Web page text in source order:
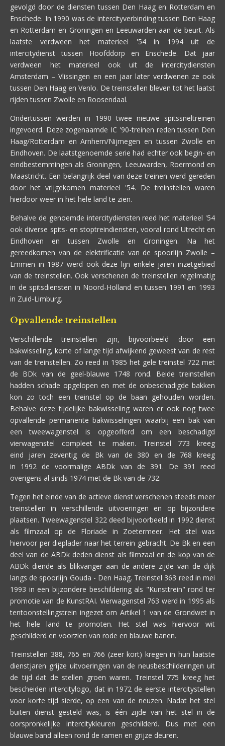
gevolgd door de diensten tussen Den Haag en Rotterdam en
Enschede. In 1990 was de intercityverbinding tussen Den Haag
en Rotterdam en Groningen en Leeuwarden aan de beurt. Als
laatste verdween het materieel '54 in 1994 uit de
intercitydienst tussen Hoofddorp en Enschede. Dat jaar
verdween het materieel ook uit de intercitydiensten
Amsterdam – Vlissingen en een jaar later verdwenen ze ook
tussen Den Haag en Venlo. De treinstellen bleven tot het laatst
rijden tussen Zwolle en Roosendaal.
Ondertussen werden in 1990 twee nieuwe spitssneltreinen
ingevoerd. Deze zogenaamde IC '90-treinen reden tussen Den
Haag/Rotterdam en Arnhem/Nijmegen en tussen Zwolle en
Eindhoven. De laatstgenoemde serie had echter ook begin- en
eindbestemmingen als Groningen, Leeuwarden, Roermond en
Maastricht. Een belangrijk deel van deze treinen werd gereden
door het vrijgekomen materieel '54. De treinstellen waren
hierdoor weer in het hele land te zien.
Behalve de genoemde intercitydiensten reed het materieel '54
ook diverse spits- en stoptreindiensten, vooral rond Utrecht en
Eindhoven en tussen Zwolle en Groningen. Na het
gereedkomen van de elektrificatie van de spoorlijn Zwolle –
Emmen in 1987 werd ook deze lijn enkele jaren inzetgebied
van de treinstellen. Ook verschenen de treinstellen regelmatig
in de spitsdiensten in Noord-Holland en tussen 1991 en 1993
in Zuid-Limburg.
Opvallende treinstellen
Verschillende treinstellen zijn, bijvoorbeeld door een
bakwisseling, korte of lange tijd afwijkend geweest van de rest
van de treinstellen. Zo reed in 1985 het gele treinstel 722 met
de BDk van de geel-blauwe 1748 rond. Beide treinstellen
hadden schade opgelopen en met de onbeschadigde bakken
kon zo toch een treinstel op de baan gehouden worden.
Behalve deze tijdelijke bakwisseling waren er ook nog twee
opvallende permanente bakwisselingen waarbij een bak van
een tweewagenstel is opgeofferd om een beschadigd
vierwagenstel compleet te maken. Treinstel 773 kreeg
eind jaren zeventig de Bk van de 380 en de 768 kreeg
in 1992 de voormalige ABDk van de 391. De 391 reed
overigens al sinds 1974 met de Bk van de 732.
Tegen het einde van de actieve dienst verschenen steeds meer
treinstellen in verschillende uitvoeringen en op bijzondere
plaatsen. Tweewagenstel 322 deed bijvoorbeeld in 1992 dienst
als filmzaal op de Floriade in Zoetermeer. Het stel was
hiervoor per dieplader naar het terrein gebracht. De Bk en een
deel van de ABDk deden dienst als filmzaal en de kop van de
ABDk diende als blikvanger aan de andere zijde van de dijk
langs de spoorlijn Gouda - Den Haag. Treinstel 363 reed in mei
1993 in een bijzondere beschildering als "Kunsttrein" rond ter
promotie van de KunstRAI. Vierwagenstel 763 werd in 1995 als
tentoonstellingstrein ingezet om Artikel 1 van de Grondwet in
het hele land te promoten. Het stel was hiervoor wit
geschilderd en voorzien van rode en blauwe banen.
Treinstellen 388, 765 en 766 (zeer kort) kregen in hun laatste
dienstjaren grijze uitvoeringen van de neusbeschilderingen uit
de tijd dat de stellen groen waren. Treinstel 775 kreeg het
bescheiden intercitylogo, dat in 1972 de eerste intercitystellen
voor korte tijd sierde, op een van de neuzen. Nadat het stel
buiten dienst gesteld was, is één zijde van het stel in de
oorspronkelijke intercitykleuren geschilderd. Dus met een
blauwe band alleen rond de ramen en grijze deuren.